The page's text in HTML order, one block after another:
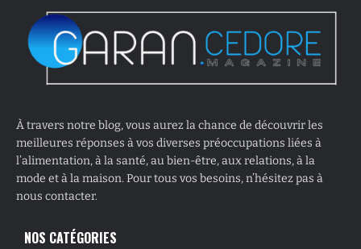
À travers notre blog, vous aurez la chance de découvrir les
meilleures réponses à vos diverses préoccupations liées à
l’alimentation, à la santé, au bien-être, aux relations, à la
mode et à la maison. Pour tous vos besoins, n’hésitez pas à
nous contacter.
NOS CATÉGORIES